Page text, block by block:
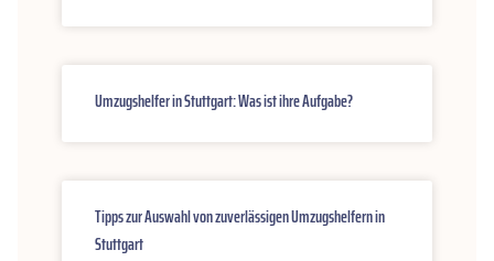
Umzugshelfer in Stuttgart: Was ist ihre Aufgabe?
Tipps zur Auswahl von zuverlässigen Umzugshelfern in
Stuttgart